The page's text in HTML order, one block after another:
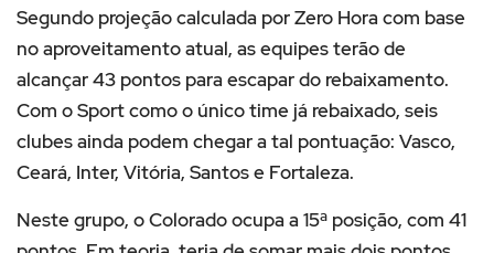
Segundo projeção calculada por Zero Hora com base
no aproveitamento atual, as equipes terão de
alcançar 43 pontos para escapar do rebaixamento.
Com o Sport como o único time já rebaixado, seis
clubes ainda podem chegar a tal pontuação: Vasco,
Ceará, Inter, Vitória, Santos e Fortaleza.
Neste grupo, o Colorado ocupa a 15ª posição, com 41